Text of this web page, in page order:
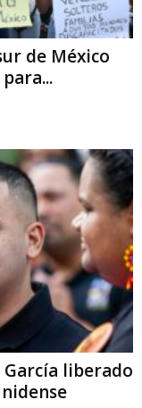
de México
liberado